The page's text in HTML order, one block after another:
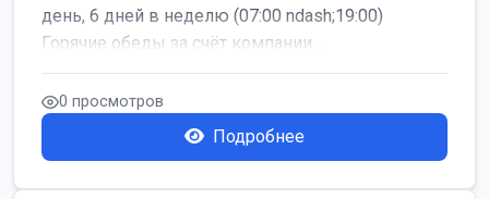
день, 6 дней в неделю (07:00 ndash;19:00)
Горячие обеды за счёт компании ...
0 просмотров
Подробнее